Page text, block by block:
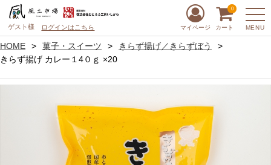
ゲスト様 ログインはこちら MENU
マイページ カート
0
HOME 菓子・スイーツ
きらず揚げ／きらずぼう
きらず揚げ カレー１4０ｇ ×20